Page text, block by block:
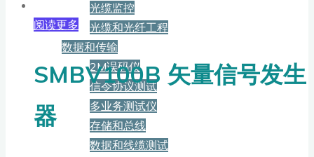
光缆监控
光缆和光纤工程
数据和传输
2M误码仪
信令协议测试
多业务测试仪
存储和总线
数据和线缆测试
阅读更多
SMBV100B 矢量信号发生
器